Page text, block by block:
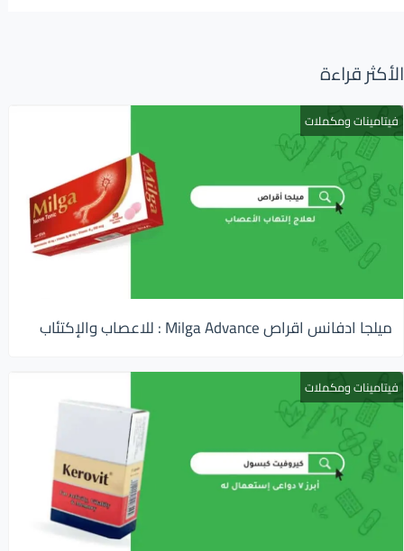
الأكثر قراءة
فيتامينات ومكملات
ميلجا ادفانس اقراص Milga Advance : للاعصاب والإكتئاب
فيتامينات ومكملات